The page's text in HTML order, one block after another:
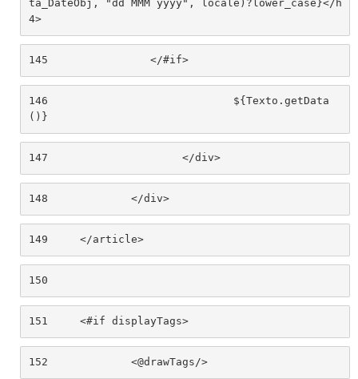
ta_DateObj, "dd MMM yyyy", locale)?lower_case}</h
4>
145
                </#if>
146
()}
147
			</div>
148
		</div>
149
	</article>
150
151
	<#if displayTags>
152
		<@drawTags/>